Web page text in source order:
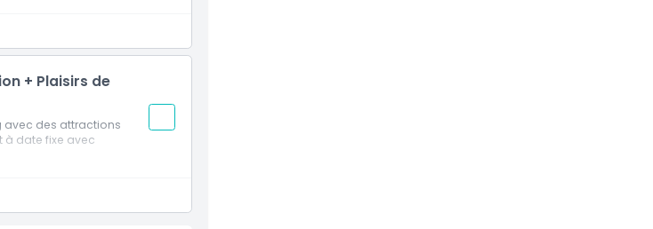
+ Plaisirs de
avec des attractions
à date fixe avec